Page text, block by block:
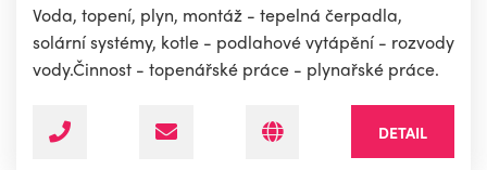
Voda, topení, plyn, montáž - tepelná čerpadla,
solární systémy, kotle - podlahové vytápění - rozvody
vody.Činnost - topenářské práce - plynařské práce.
DETAIL